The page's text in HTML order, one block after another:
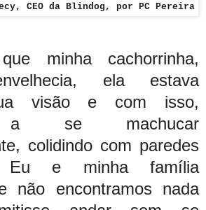
CEO da Blindog, por PC Pereira
minha cachorrinha,
ela estava
visão e com isso,
a se machucar
colidindo com paredes
Eu e minha família
não encontramos nada